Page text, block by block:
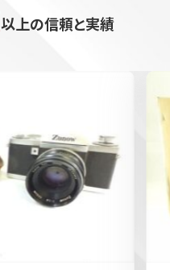
以上の信頼と実績